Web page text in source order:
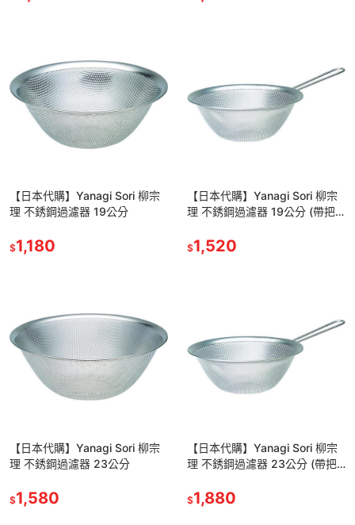
【日本代購】Yanagi Sori 柳宗
理 不銹鋼過濾器 19公分
$1,180
【日本代購】Yanagi Sori 柳宗
理 不銹鋼過濾器 19公分 (帶把
$1,520
【日本代購】Yanagi Sori 柳宗
理 不銹鋼過濾器 23公分
$1,580
【日本代購】Yanagi Sori 柳宗
理 不銹鋼過濾器 23公分 (帶把
$1,880